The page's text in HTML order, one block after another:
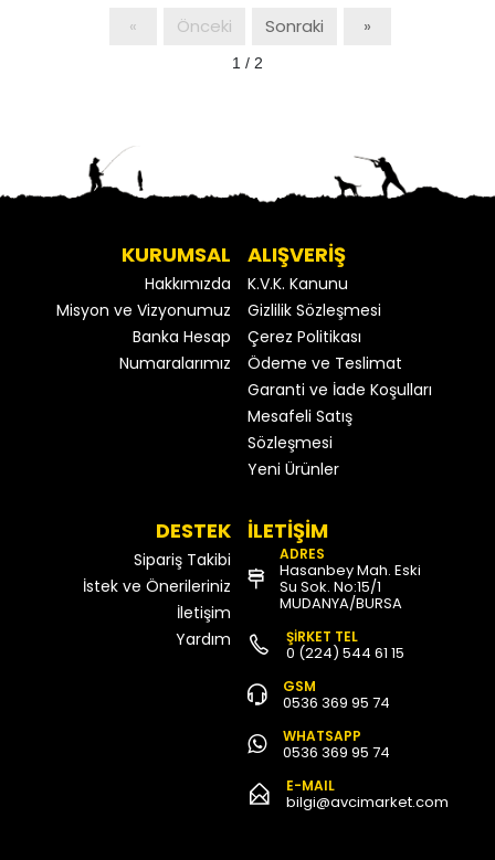
« Önceki Sonraki »
1 / 2
KURUMSAL
Hakkımızda
Misyon ve Vizyonumuz
Banka Hesap
Numaralarımız
ALIŞVERİŞ
K.V.K. Kanunu
Gizlilik Sözleşmesi
Çerez Politikası
Ödeme ve Teslimat
Garanti ve İade Koşulları
Mesafeli Satış
Sözleşmesi
Yeni Ürünler
DESTEK
Sipariş Takibi
İstek ve Önerileriniz
İletişim
Yardım
İLETİŞİM
ADRES
Hasanbey Mah. Eski
Su Sok. No:15/1
MUDANYA/BURSA
ŞİRKET TEL
0 (224) 544 61 15
GSM
0536 369 95 74
WHATSAPP
0536 369 95 74
E-MAIL
bilgi@avcimarket.com